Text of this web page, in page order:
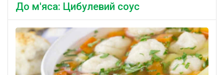
До м'яса: Цибулевий соус